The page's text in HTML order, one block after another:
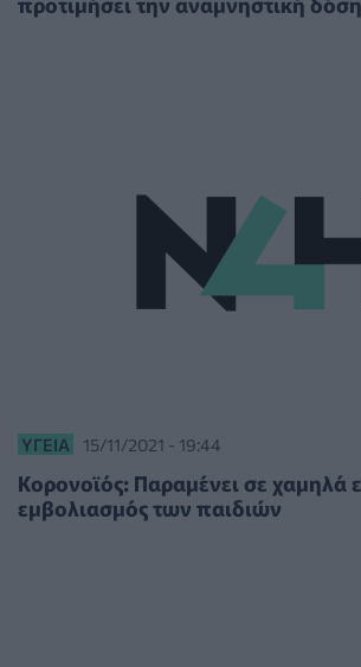
ΥΓΕΊΑ 15/11/2021 - 19:44
Κορονοϊός: Παραμένει σε χαμηλά
εμβολιασμός των παιδιών